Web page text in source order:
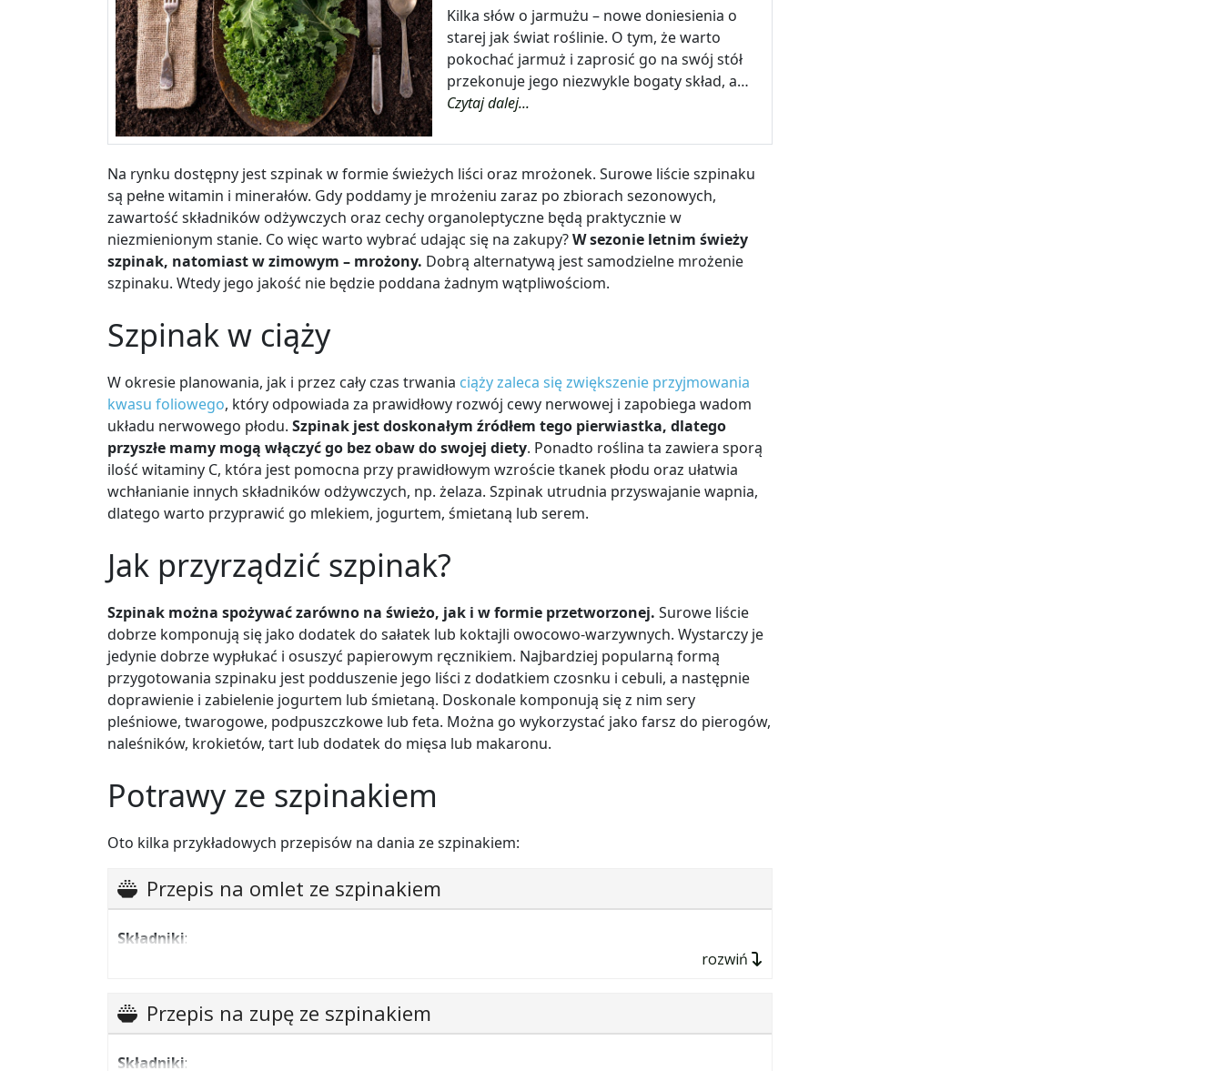
Kilka słów o jarmużu – nowe doniesienia o
starej jak świat roślinie. O tym, że warto
pokochać jarmuż i zaprosić go na swój stół
przekonuje jego niezwykle bogaty skład, a…
Czytaj dalej...
Na rynku dostępny jest szpinak w formie świeżych liści oraz mrożonek. Surowe liście szpinaku
są pełne witamin i minerałów. Gdy poddamy je mrożeniu zaraz po zbiorach sezonowych,
zawartość składników odżywczych oraz cechy organoleptyczne będą praktycznie w
niezmienionym stanie. Co więc warto wybrać udając się na zakupy?W sezonie letnim świeży
szpinak, natomiast w zimowym – mrożony. Dobrą alternatywą jest samodzielne mrożenie
szpinaku. Wtedy jego jakość nie będzie poddana żadnym wątpliwościom.
Szpinak w ciąży
W okresie planowania, jak i przez cały czas trwania ciąży zaleca się zwiększenie przyjmowania
kwasu foliowego, który odpowiada za prawidłowy rozwój cewy nerwowej i zapobiega wadom
układu nerwowego płodu. Szpinak jest doskonałym źródłem tego pierwiastka, dlatego
przyszłe mamy mogą włączyć go bez obaw do swojej diety. Ponadto roślina ta zawiera sporą
ilość witaminy C, która jest pomocna przy prawidłowym wzroście tkanek płodu oraz ułatwia
wchłanianie innych składników odżywczych, np. żelaza. Szpinak utrudnia przyswajanie wapnia,
dlatego warto przyprawić go mlekiem, jogurtem, śmietaną lub serem.
Jak przyrządzić szpinak?
Szpinak można spożywać zarówno na świeżo, jak i w formie przetworzonej. Surowe liście
dobrze komponują się jako dodatek do sałatek lub koktajli owocowo-warzywnych. Wystarczy je
jedynie dobrze wypłukać i osuszyć papierowym ręcznikiem. Najbardziej popularną formą
przygotowania szpinaku jest podduszenie jego liści z dodatkiem czosnku i cebuli, a następnie
doprawienie i zabielenie jogurtem lub śmietaną. Doskonale komponują się z nim sery
pleśniowe, twarogowe, podpuszczkowe lub feta. Można go wykorzystać jako farsz do pierogów,
naleśników, krokietów, tart lub dodatek do mięsa lub makaronu.
Potrawy ze szpinakiem
Oto kilka przykładowych przepisów na dania ze szpinakiem:
Przepis na omlet ze szpinakiem
Składniki:
2 łyżki masła,
500 g szpinaku,
rozwiń
Przepis na zupę ze szpinakiem
Składniki: